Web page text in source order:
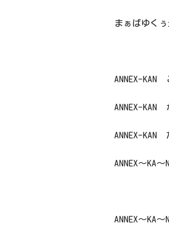
まぁばゆく
ANNEX-KAN
ANNEX-KAN
ANNEX-KAN
ANNEX～KA
ANNEX～KA